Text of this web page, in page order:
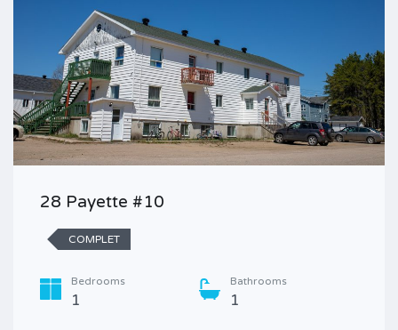
28 Payette #10
COMPLET
Bedrooms
1
Bathrooms
1